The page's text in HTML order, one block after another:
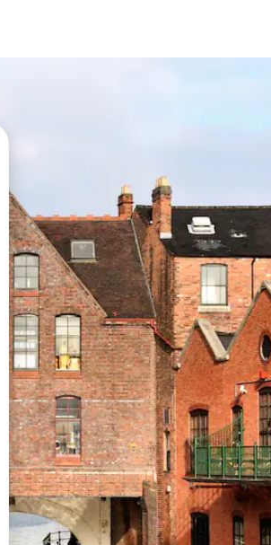
et vers le bas pour les parcourir ou en